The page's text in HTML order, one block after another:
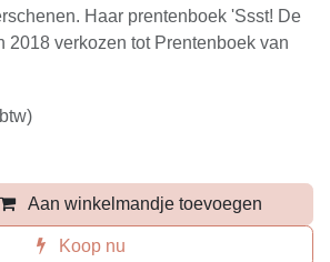
Haar prentenboek 'Ssst! De
2018 verkozen tot Prentenboek van
Aan winkelmandje toevoegen
Koop nu